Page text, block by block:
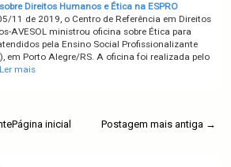
Direitos Humanos e Ética na ESPRO
11 de 2019, o Centro de Referência em Direitos
AVESOL ministrou oficina sobre Ética para
pela Ensino Social Profissionalizante
em Porto Alegre/RS. A oficina foi realizada pelo
Ler mais
Postagem mais antiga →
Página inicial